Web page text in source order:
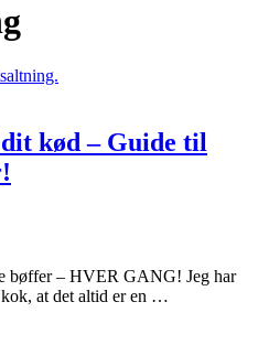
kød – Guide til
bøffer – HVER GANG! Jeg har
at det altid er en …